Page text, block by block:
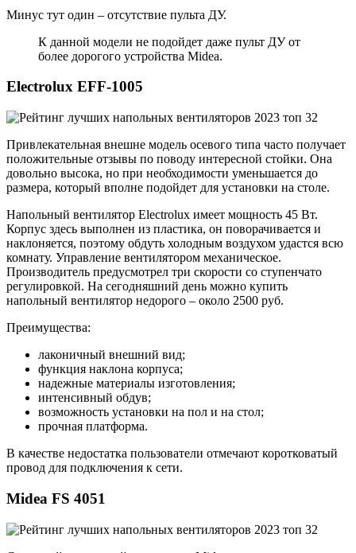
Минус тут один – отсутствие пульта ДУ.
К данной модели не подойдет даже пульт ДУ от
более дорогого устройства Midea.
Electrolux EFF-1005
Привлекательная внешне модель осевого типа часто получает
положительные отзывы по поводу интересной стойки. Она
довольно высока, но при необходимости уменьшается до
размера, который вполне подойдет для установки на столе.
Напольный вентилятор Electrolux имеет мощность 45 Вт.
Корпус здесь выполнен из пластика, он поворачивается и
наклоняется, поэтому обдуть холодным воздухом удастся всю
комнату. Управление вентилятором механическое.
Производитель предусмотрел три скорости со ступенчато
регулировкой. На сегодняшний день можно купить
напольный вентилятор недорого – около 2500 руб.
Преимущества:
лаконичный внешний вид;
функция наклона корпуса;
надежные материалы изготовления;
интенсивный обдув;
возможность установки на пол и на стол;
прочная платформа.
В качестве недостатка пользователи отмечают коротковатый
провод для подключения к сети.
Midea FS 4051